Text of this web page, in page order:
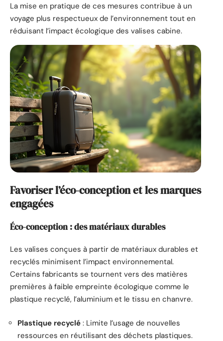
La mise en pratique de ces mesures contribue à un
voyage plus respectueux de l’environnement tout en
réduisant l’impact écologique des valises cabine.
Favoriser l’éco-conception et les marques
engagées
Éco-conception : des matériaux durables
Les valises conçues à partir de matériaux durables et
recyclés minimisent l’impact environnemental.
Certains fabricants se tournent vers des matières
premières à faible empreinte écologique comme le
plastique recyclé, l’aluminium et le tissu en chanvre.
Plastique recyclé : Limite l’usage de nouvelles
ressources en réutilisant des déchets plastiques.